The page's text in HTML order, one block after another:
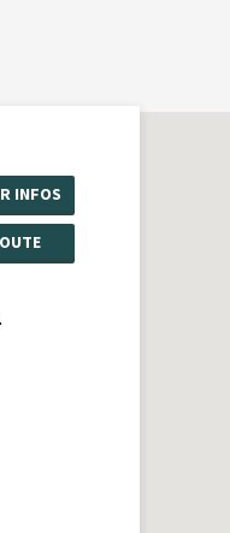
INFOS